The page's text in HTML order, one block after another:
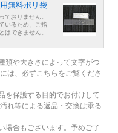
無料ポリ袋
ておりません。
いるため、ご指
はできません。
類や大きさによって文字がつ
は、必ずこちらをご覧くださ
を保護する目的でお付けして
れ等による返品・交換は承る
場合もございます。予めご了